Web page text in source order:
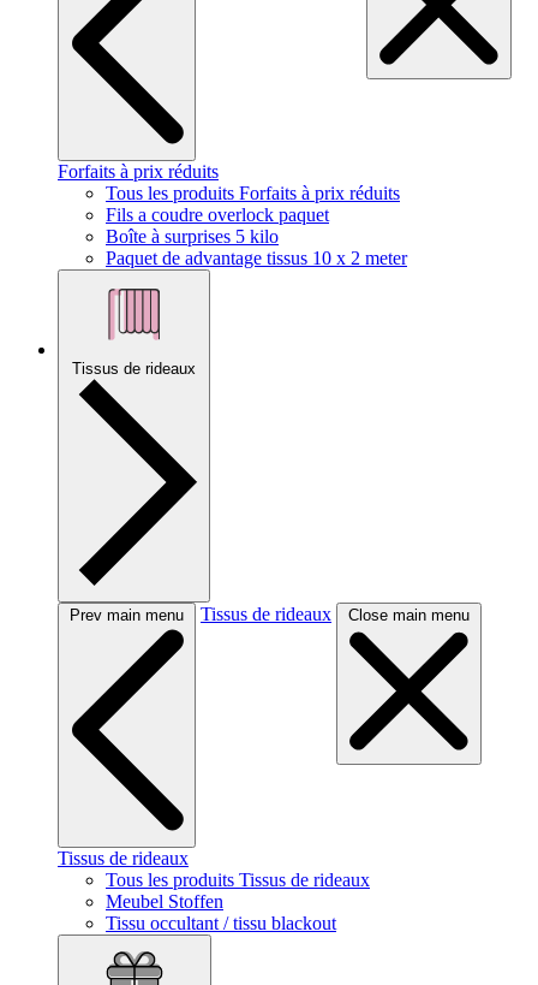
Forfaits à prix réduits
Tous les produits Forfaits à prix réduits
Fils a coudre overlock paquet
Boîte à surprises 5 kilo
Paquet de advantage tissus 10 x 2 meter
Tissus de rideaux
Prev main menu Tissus de rideaux Close main menu
Tissus de rideaux
Tous les produits Tissus de rideaux
Meubel Stoffen
Tissu occultant / tissu blackout